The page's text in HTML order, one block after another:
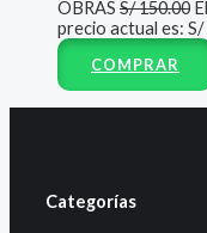
OBRAS S/150.00
precio actual es: S/
COMPRAR
Categorías